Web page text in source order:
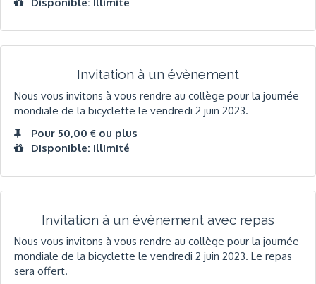
Invitation à un évènement
Nous vous invitons à vous rendre au collège pour la journée
mondiale de la bicyclette le vendredi 2 juin 2023.
Pour 50,00 € ou plus
Disponible: Illimité
Invitation à un évènement avec repas
Nous vous invitons à vous rendre au collège pour la journée
mondiale de la bicyclette le vendredi 2 juin 2023. Le repas
sera offert.